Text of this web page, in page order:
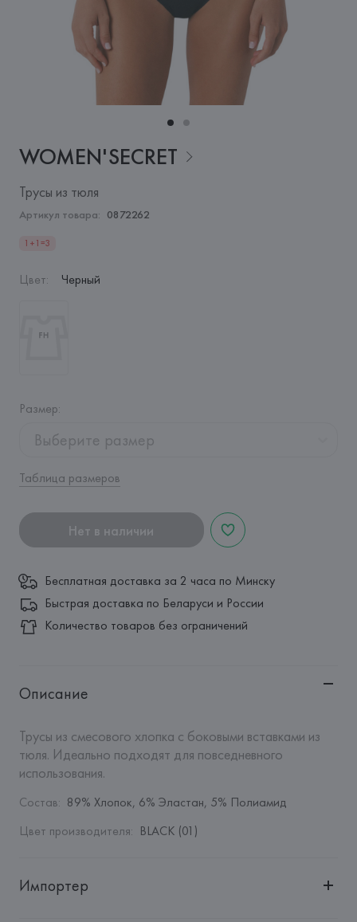
WOMEN'SECRET
Трусы из тюля
Артикул товара: 0872262
1+1=3
Цвет: Черный
Размер:
Выберите размер
Таблица размеров
Нет в наличии
Бесплатная доставка за 2 часа по Минску
Быстрая доставка по Беларуси и России
Количество товаров без ограничений
Описание
Трусы из смесового хлопка с боковыми вставками из
тюля. Идеально подходят для повседневного
использования.
Состав: 89% Хлопок, 6% Эластан, 5% Полиамид
Цвет производителя: BLACK (01)
Импортер